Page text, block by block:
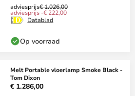
adviesprijs€ 1.026,00
adviesprijs -€ 222,00
Datablad
Op voorraad
Melt Portable vloerlamp Smoke Black -
Tom Dixon
€ 1.286,00